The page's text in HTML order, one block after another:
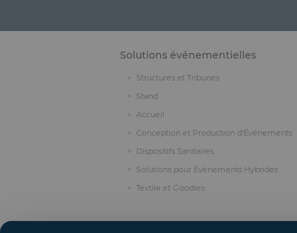
Solutions événementielles
Structures et Tribunes
Stand
Accueil
Conception et Production d'Événements
Dispositifs Sanitaires
Solutions pour Événements Hybrides
Textile et Goodies